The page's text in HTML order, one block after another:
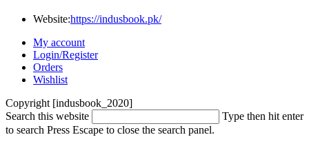
Website:https://indusbook.pk/
My account
Login/Register
Orders
Wishlist
Copyright [indusbook_2020]
Search this website
Type then hit enter
to search Press Escape to close the search panel.